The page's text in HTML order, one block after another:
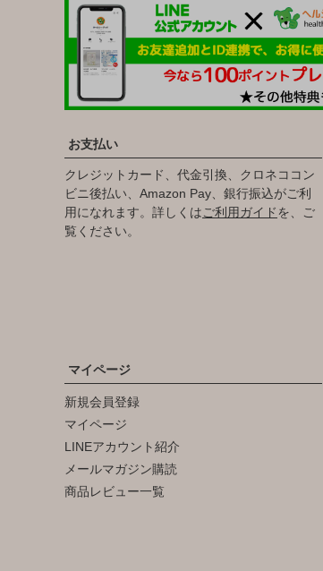
お支払い
クレジットカード、代金引換、クロネココン
ビニ後払い、Amazon Pay、銀行振込がご利
用になれます。詳しくはご利用ガイドを、ご
覧ください。
マイページ
新規会員登録
マイページ
LINEアカウント紹介
メールマガジン購読
商品レビュー一覧